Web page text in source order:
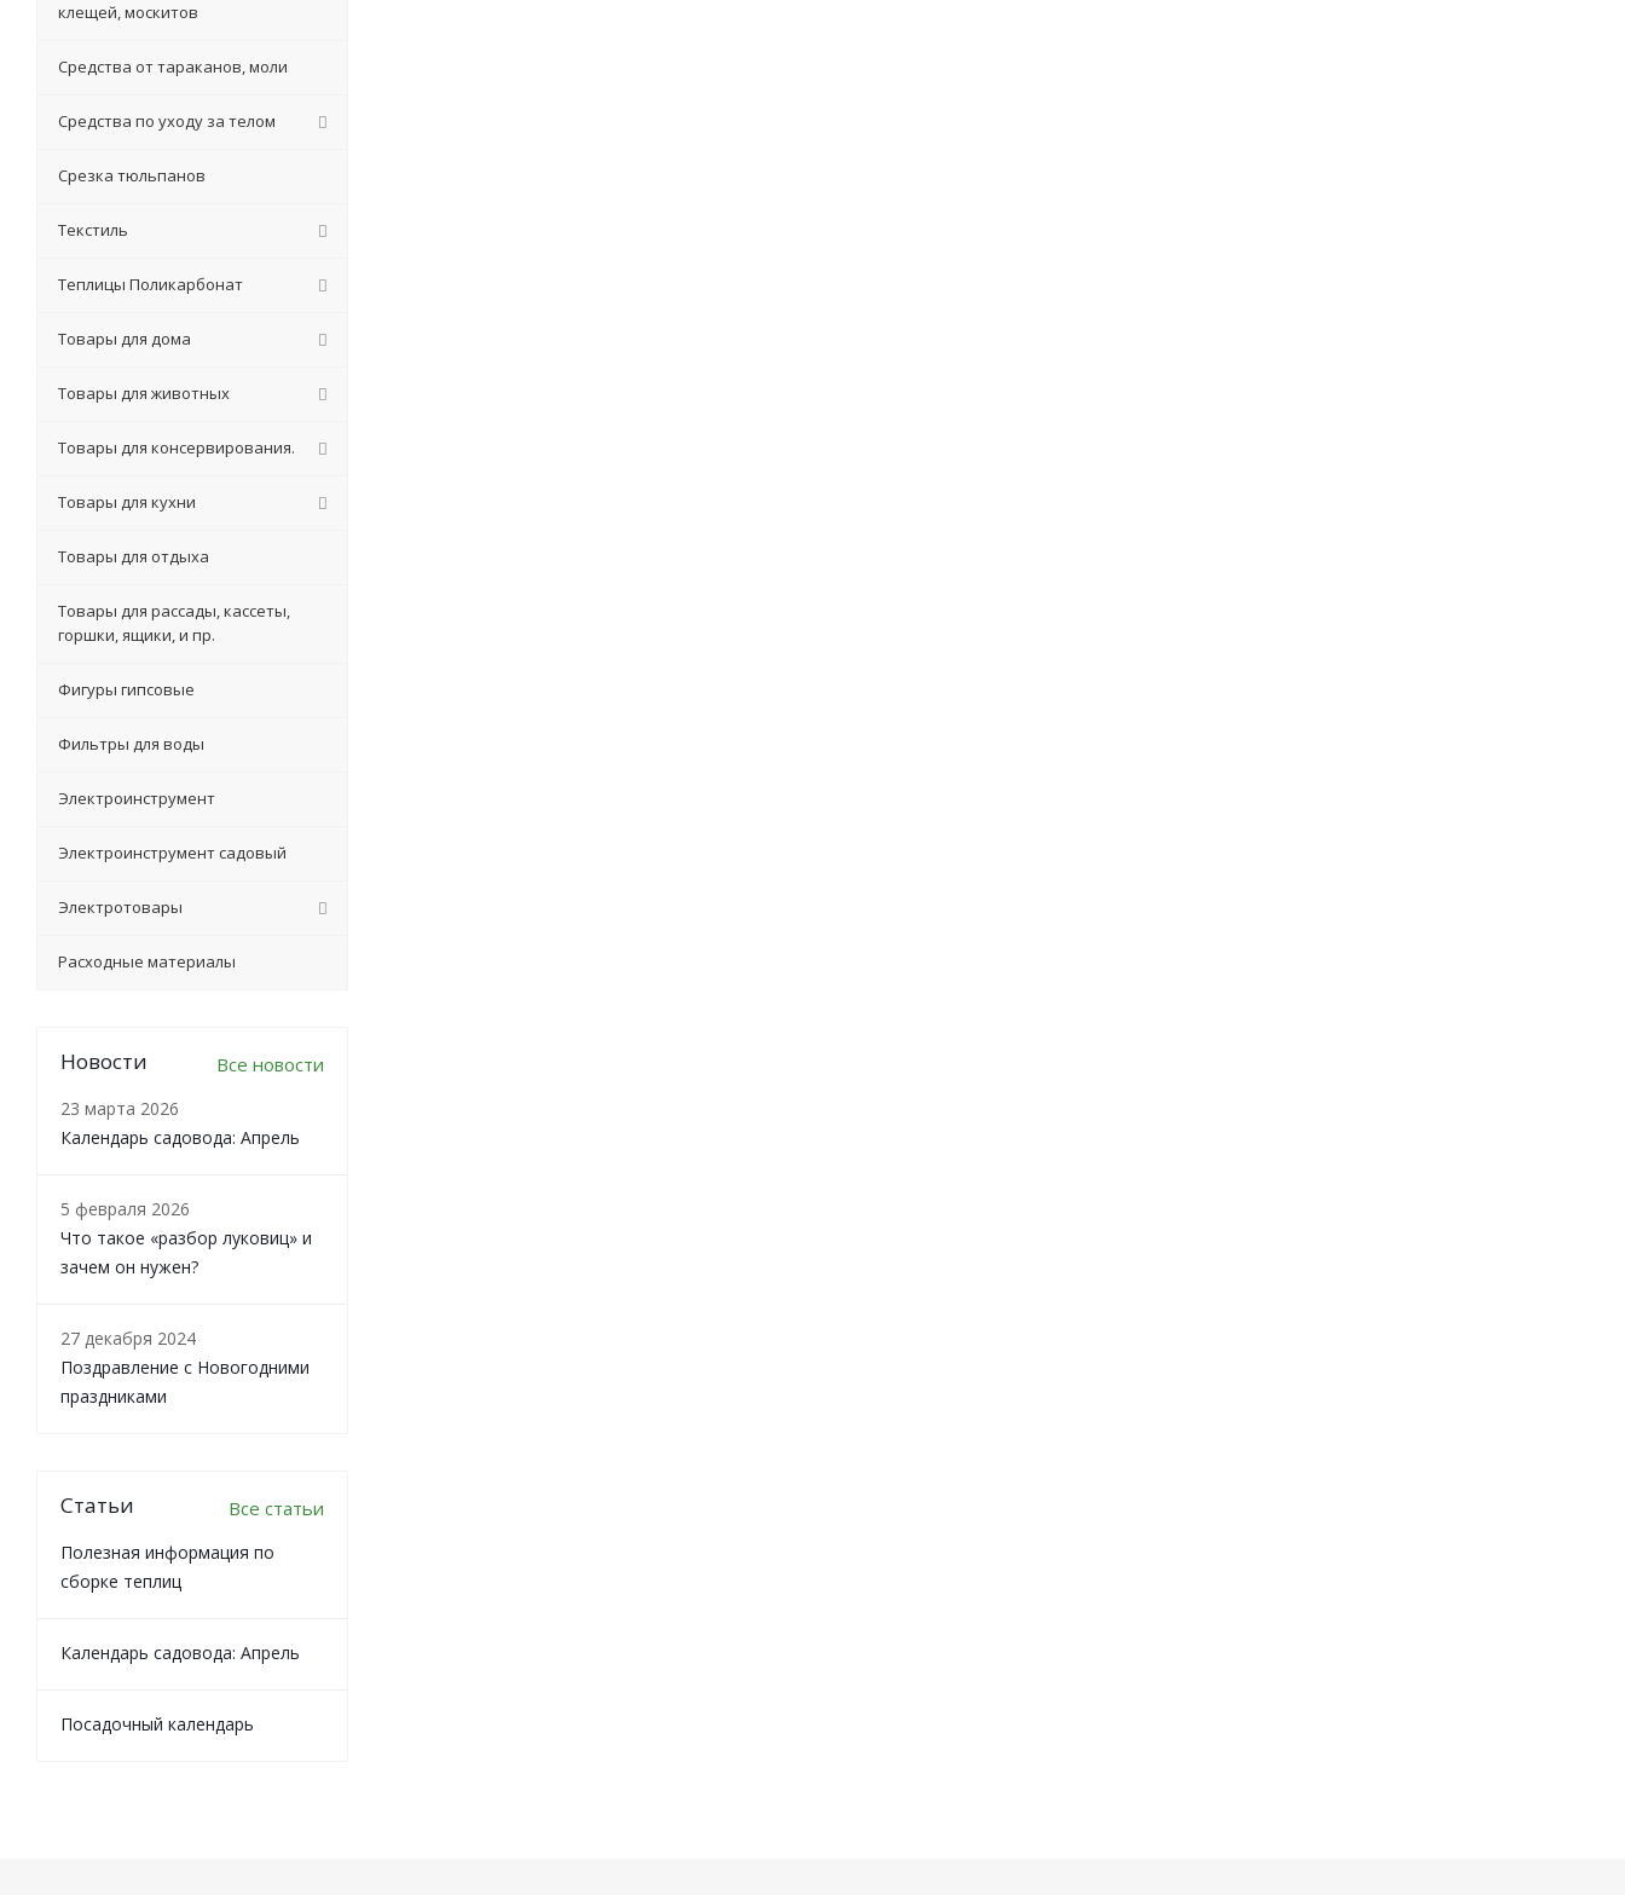
клещей, москитов
Средства от тараканов, моли
Средства по уходу за телом
Срезка тюльпанов
Текстиль
Теплицы Поликарбонат
Товары для дома
Товары для животных
Товары для консервирования.
Товары для кухни
Товары для отдыха
Товары для рассады, кассеты,
горшки, ящики, и пр.
Фигуры гипсовые
Фильтры для воды
Электроинструмент
Электроинструмент садовый
Электротовары
Расходные материалы
Новости Все новости
23 марта 2026
Календарь садовода: Апрель
5 февраля 2026
Что такое «разбор луковиц» и
зачем он нужен?
27 декабря 2024
Поздравление с Новогодними
праздниками
Статьи Все статьи
Полезная информация по
сборке теплиц
Календарь садовода: Апрель
Посадочный календарь